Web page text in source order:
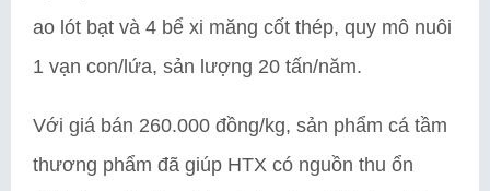
ao lót bạt và 4 bể xi măng cốt thép, quy mô nuôi
1 vạn con/lứa, sản lượng 20 tấn/năm.
Với giá bán 260.000 đồng/kg, sản phẩm cá tầm
thương phẩm đã giúp HTX có nguồn thu ổn